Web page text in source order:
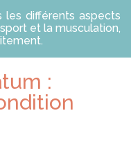
les différents aspects
et la musculation,
: